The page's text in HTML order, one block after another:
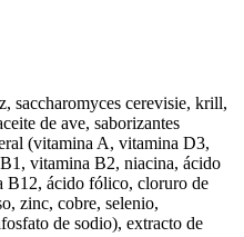
saccharomyces cerevisie, krill,
de ave, saborizantes
(vitamina A, vitamina D3,
vitamina B2, niacina, ácido
B12, ácido fólico, cloruro de
zinc, cobre, selenio,
de sodio), extracto de